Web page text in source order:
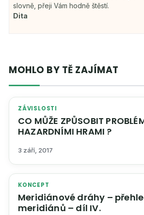
slovně, přeji Vám hodně štěstí.
Dita
MOHLO BY TĚ ZAJÍMAT
ZÁVISLOSTI
CO MŮŽE ZPŮSOBIT
HAZARDNÍMI HRAMI ?
3 září, 2017
KONCEPT
Meridiánové dráhy –
meridiánů – díl IV.